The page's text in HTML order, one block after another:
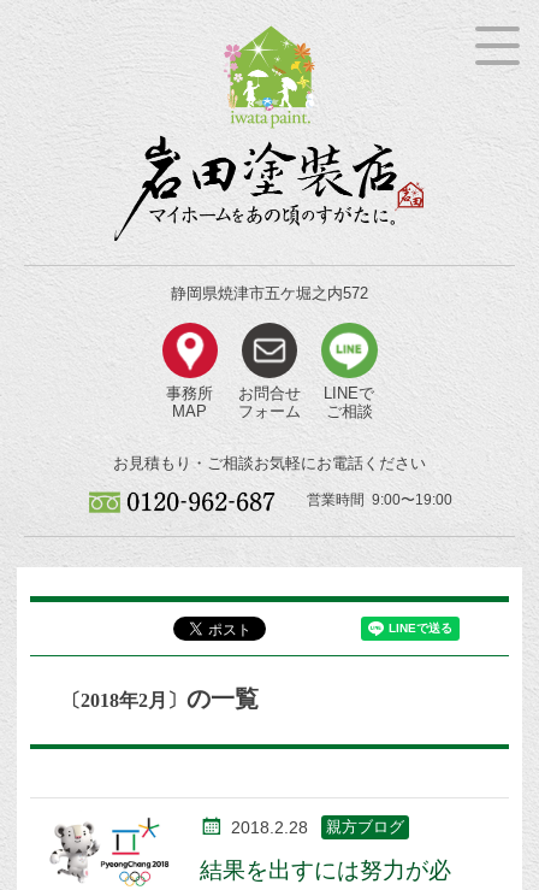
静岡県焼津市五ケ堀之内572
事務所
MAP
お問合せ
フォーム
LINEで
ご相談
お見積もり・ご相談お気軽にお電話ください
営業時間 9:00〜19:00
〔2018年2月〕の一覧
2018.2.28 親方ブログ
結果を出すには努力が必